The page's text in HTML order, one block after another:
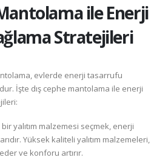
ile Enerji
Stratejileri
evlerde enerji tasarrufu
İşte dış cephe mantolama ile enerji
bir yalıtım malzemesi seçmek, enerji
Yüksek kaliteli yalıtım malzemeleri,
eder ve konforu artırır.